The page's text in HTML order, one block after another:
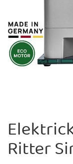
Ritter